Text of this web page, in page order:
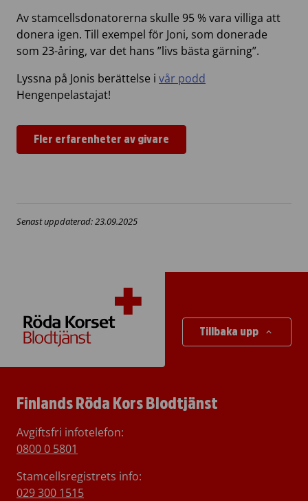
Av stamcellsdonatorerna skulle 95 % vara villiga att
donera igen. Till exempel för Joni, som donerade
som 23-åring, var det hans ”livs bästa gärning”.
Lyssna på Jonis berättelse i vår podd
Hengenpelastajat!
Fler erfarenheter av givare
Senast uppdaterad: 23.09.2025
Tillbaka upp
Finlands Röda Kors Blodtjänst
Avgiftsfri infotelefon:
0800 0 5801
Stamcellsregistrets info:
029 300 1515